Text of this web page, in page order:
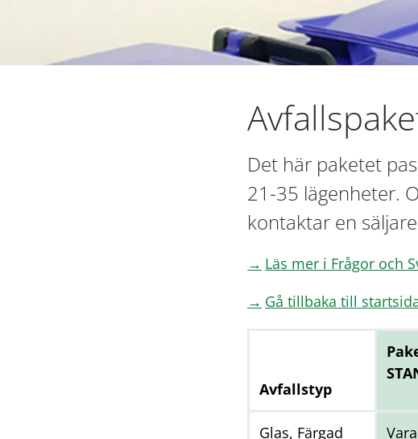
Det här paketet
21-35 lägenheter.
kontaktar en
Läs mer i Frågor och
Gå tillbaka till
Avfallstyp
Glas, Färgad